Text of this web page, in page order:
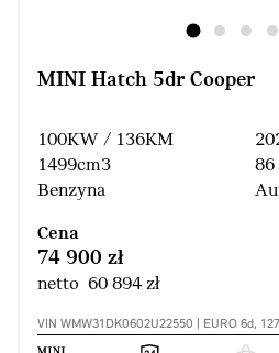
MINI Hatch 5dr Cooper
100KW / 136KM
1499cm3
Benzyna
86
Cena
74 900 zł
netto 60 894 zł
VIN WMW31DK0602U22550 | EURO 6d,